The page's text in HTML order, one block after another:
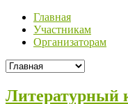
Главная
Участникам
Организаторам
Литературный